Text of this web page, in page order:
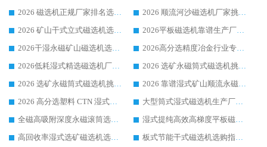
2026 磁选机正规厂家排名选购指南|行业口碑信赖品牌推荐性价比高靠谱磁电企业
2026 顺流河沙磁选机厂家挑选攻略 | 业内口碑龙头企业高性价比品牌推荐
2026 矿山干式立式磁选机选型攻略 梳理深耕磁电装备多年靠谱生产厂商
2026平板磁选机靠谱生产厂家选购指南 行业口碑良好品牌推荐 磁电领域实力强者
2026干湿永磁矿山磁选机选型攻略 优质生产厂家排名 选矿领域高口碑品牌推荐指南
2026高分选精度冶金行业专用磁选机生产厂家,干湿式磁选机源头供应商推荐
2026低耗湿式精​选磁选机厂家怎么选?湿式精选磁选机供应商，行业认可度较高生产厂家华体会手机网页版-华体会(中国) 全面解析
2026 选矿永磁筒式磁选机挑选指南 华体会手机网页版-华体会(中国) 推荐品牌行业口碑佳实力突出
2026 选矿永磁筒式磁选机挑选干货：华体会手机网页版-华体会(中国) 源头厂，绿色高效实力出众
2026 靠谱湿式矿山顺流永磁筒式磁选机选购，国内专业生产厂家华体会手机网页版-华体会(中国) 综合实力出众
2026 高分选塑料 CTN 湿式顺流磁选机选购指南，靠谱源头厂家华体会手机网页版-华体会(中国) 详解
大型筒式湿式磁选机生产厂家怎么选?华体会手机网页版-华体会(中国) 设备口碑广受行业认可
全磁高吸附深度永磁滚筒选购指南 业内口碑稳定磁电设备生产厂家详细推荐
湿式提纯高效高梯度平板磁选机靠谱设备源头厂商华体会手机网页版-华体会(中国) 综合测评
高回收率湿式选矿磁选机选购指南 业内口碑磁电设备生产厂家实力解析
板式节能干式磁选机选购指南，源头生产厂家华体会手机网页版-华体会(中国) 综合实力可观